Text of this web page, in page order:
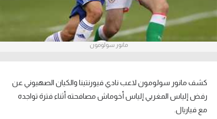
بطولات
الدوري المصري
الدوري الإسباني
الدوري الإيطالي
مانور سولومون
كشف مانور سولومون لاعب نادي فيورنتينا والكيان الصهيوني عن
رفض إلياس المغربي إلياس أخوماش مصافحته أثناء فترة تواجده
مع فياريال.